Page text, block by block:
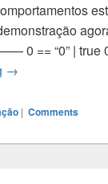
a
i
l“0” | true 0
PHP –
→
| Comments